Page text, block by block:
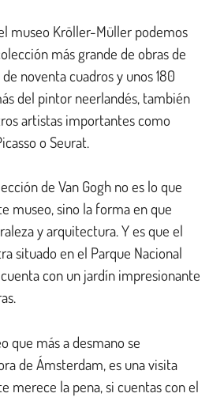
museo Kröller-Müller podemos
más grande de obras de
noventa cuadros y unos 180
del pintor neerlandés, también
artistas importantes como
o Seurat.
de Van Gogh no es lo que
museo, sino la forma en que
y arquitectura. Y es que el
situado en el Parque Nacional
con un jardín impresionante
que más a desmano se
de Ámsterdam, es una visita
merece la pena, si cuentas con el